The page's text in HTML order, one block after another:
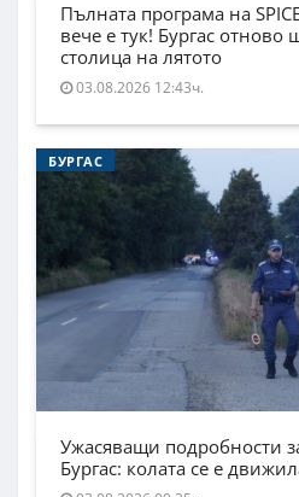
Пълната програма на
вече е тук! Бургас
столица на лятото
03.08.2026 12:43ч.
БУРГАС
Ужасяващи подробности
Бургас: колата се е